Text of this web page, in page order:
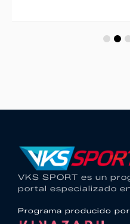
VKS SPORT es un
portal especializado
Programa producido